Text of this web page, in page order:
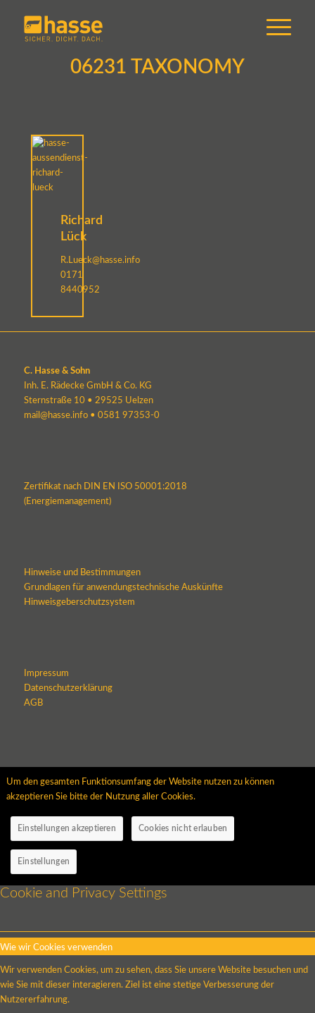
06231 TAXONOMY
Richard
Lück
R.Lueck@hasse.info
0171
8440952
C. Hasse & Sohn
Inh. E. Rädecke GmbH & Co. KG
Sternstraße 10 • 29525 Uelzen
mail@hasse.info• 0581 97353-0
Zertifikat nach DIN EN ISO 50001:2018
(Energiemanagement)
Hinweise und Bestimmungen
Grundlagen für anwendungstechnische Auskünfte
Hinweisgeberschutzsystem
Impressum
Datenschutzerklärung
AGB
Um den gesamten Funktionsumfang der Website nutzen zu können
akzeptieren Sie bitte der Nutzung aller Cookies.
Einstellungen akzeptieren Cookies nicht erlauben
Einstellungen
Cookie and Privacy Settings
Wie wir Cookies verwenden
Wir verwenden Cookies, um zu sehen, dass Sie unsere Website besuchen und
wie Sie mit dieser interagieren. Ziel ist eine stetige Verbesserung der
Nutzererfahrung.